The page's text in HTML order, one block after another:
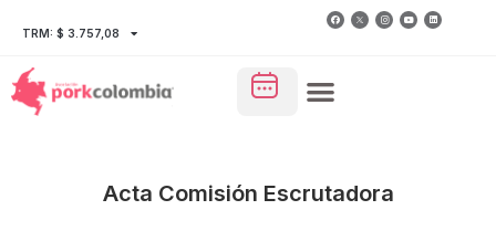
TRM: $ 3.757,08
Acta Comisión Escrutadora